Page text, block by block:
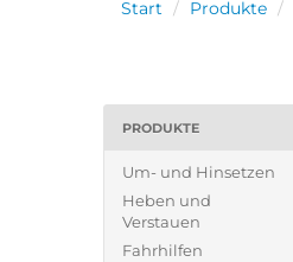
Start / Produkte /
PRODUKTE
Um- und Hinsetzen
Heben und
Verstauen
Fahrhilfen